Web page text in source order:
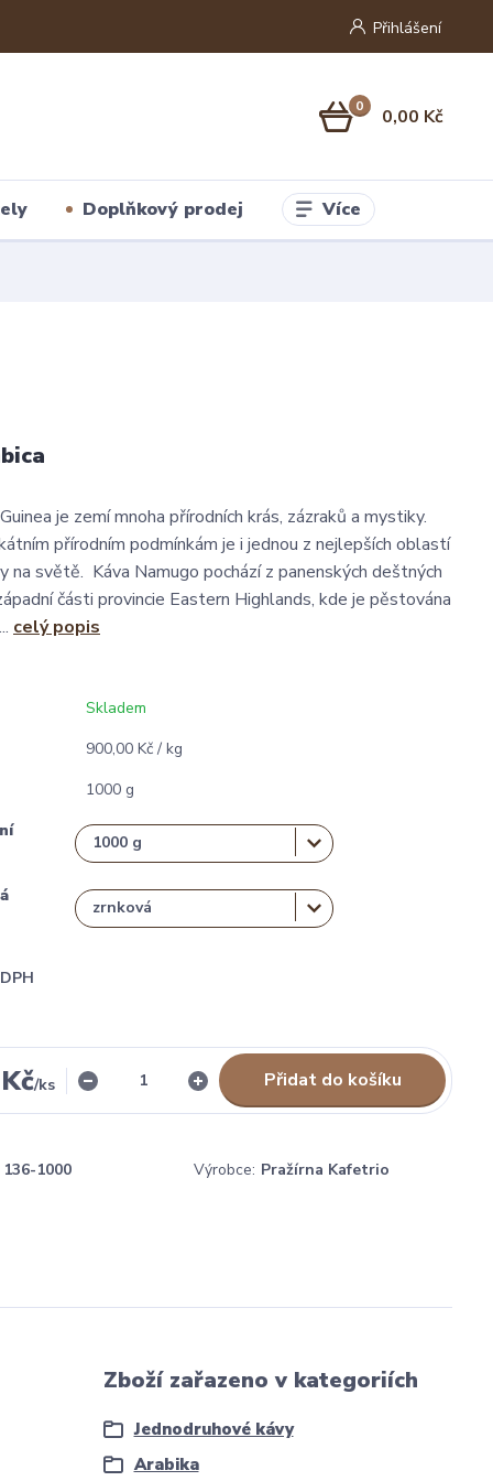
Přihlášení
0 0,00 Kč
Doplňkový prodej Více
je zemí mnoha přírodních krás, zázraků a mystiky.
přírodním podmínkám je i jednou z nejlepších oblastí
na světě. Káva Namugo pochází z panenských deštných
části provincie Eastern Highlands, kde je pěstována
celý popis
Skladem
900,00 Kč / kg
1000 g
/ks Přidat do košíku
136-1000 Výrobce: Pražírna Kafetrio
Zboží zařazeno v kategoriích
Jednodruhové kávy
Arabika